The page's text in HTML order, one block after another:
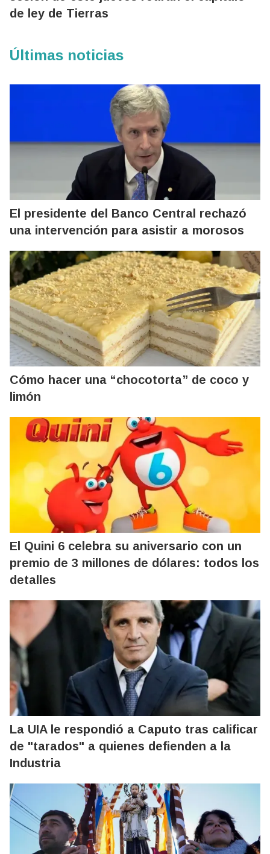
de ley de Tierras
Últimas noticias
El presidente del Banco Central rechazó
una intervención para asistir a morosos
Cómo hacer una “chocotorta” de coco y
limón
El Quini 6 celebra su aniversario con un
premio de 3 millones de dólares: todos los
detalles
La UIA le respondió a Caputo tras calificar
de "tarados" a quienes defienden a la
Industria